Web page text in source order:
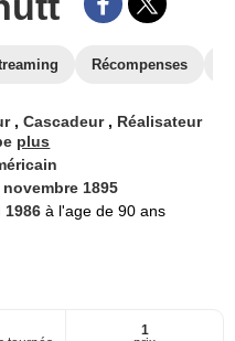
Récompenses
,Cascadeur , Réalisateur
plus
novembre 1895
1986à l'age de 90 ans
1